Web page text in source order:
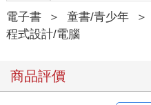
電子書 ＞ 童書/青少年 ＞
程式設計/電腦
商品評價